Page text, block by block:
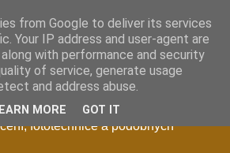
Blog
fototechnice a podobných
from Google to deliver its services
Your IP address and user-agent are
with performance and security
of service, generate usage
and address abuse.
MORE GOT IT